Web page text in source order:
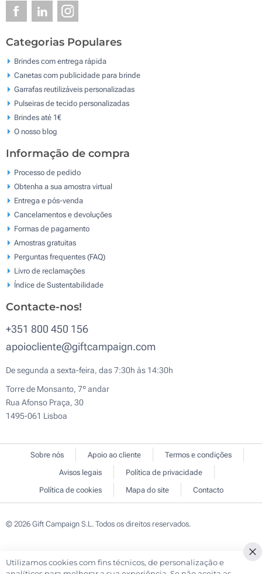
Categorias Populares
Brindes com entrega rápida
Canetas com publicidade para brinde
Garrafas reutilizáveis personalizadas
Pulseiras de tecido personalizadas
Brindes até 1€
O nosso blog
Informação de compra
Processo de pedido
Obtenha a sua amostra virtual
Entrega e pós-venda
Cancelamentos e devoluções
Formas de pagamento
Amostras gratuitas
Perguntas frequentes (FAQ)
Livro de reclamaçōes
Índice de Sustentabilidade
Contacte-nos!
+351 800 450 156
apoiocliente@giftcampaign.com
De segunda a sexta-feira, das 7:30h às 14:30h
Torre de Monsanto, 7º andar
Rua Afonso Praça, 30
1495-061 Lisboa
Sobre nós Apoio ao cliente
Termos e condições
Avisos legais
Política de privacidade
Política de cookies
Mapa do site Contacto
© 2026 Gift Campaign S.L. Todos os direitos reservados.
Utilizamos cookies com fins técnicos, de personalização e